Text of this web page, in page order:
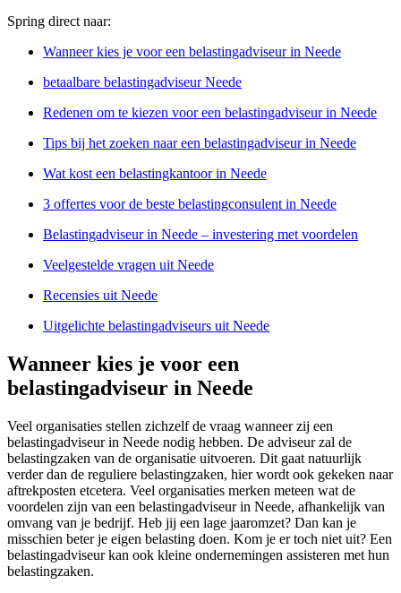
Spring direct naar:
Wanneer kies je voor een belastingadviseur in Neede
betaalbare belastingadviseur Neede
Redenen om te kiezen voor een belastingadviseur in Neede
Tips bij het zoeken naar een belastingadviseur in Neede
Wat kost een belastingkantoor in Neede
3 offertes voor de beste belastingconsulent in Neede
Belastingadviseur in Neede – investering met voordelen
Veelgestelde vragen uit Neede
Recensies uit Neede
Uitgelichte belastingadviseurs uit Neede
Wanneer kies je voor een
belastingadviseur in Neede
Veel organisaties stellen zichzelf de vraag wanneer zij een
belastingadviseur in Neede nodig hebben. De adviseur zal de
belastingzaken van de organisatie uitvoeren. Dit gaat natuurlijk
verder dan de reguliere belastingzaken, hier wordt ook gekeken naar
aftrekposten etcetera. Veel organisaties merken meteen wat de
voordelen zijn van een belastingadviseur in Neede, afhankelijk van
omvang van je bedrijf. Heb jij een lage jaaromzet? Dan kan je
misschien beter je eigen belasting doen. Kom je er toch niet uit? Een
belastingadviseur kan ook kleine ondernemingen assisteren met hun
belastingzaken.